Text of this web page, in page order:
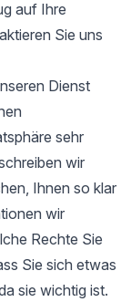
auf Ihre
Sie uns
Dienst
sehr
wir
Ihnen so klar
wir
Rechte Sie
Sie sich etwas
sie wichtig ist.